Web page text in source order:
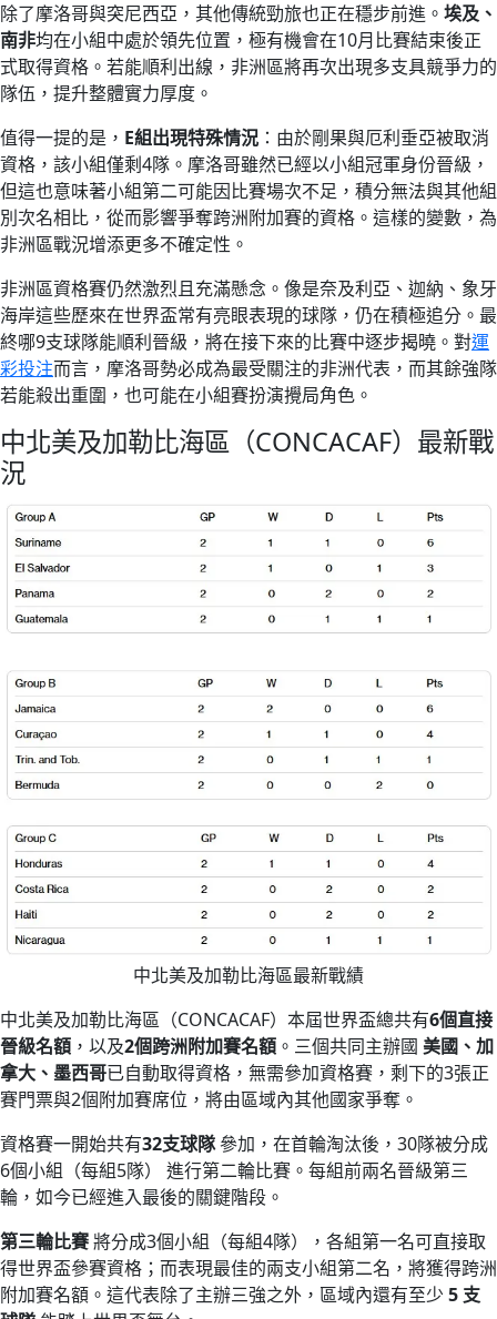
除了摩洛哥與突尼西亞，其他傳統勁旅也正在穩步前進。 埃及、
南非均在小組中處於領先位置，極有機會在10月比賽結束後正
式取得資格。若能順利出線，非洲區將再次出現多支具競爭力的
隊伍，提升整體實力厚度。
值得一提的是， E組出現特殊情況 ：由於剛果與厄利垂亞被取消
資格，該小組僅剩4隊。摩洛哥雖然已經以小組冠軍身份晉級，
但這也意味著小組第二可能因比賽場次不足，積分無法與其他組
別次名相比，從而影響爭奪跨洲附加賽的資格。這樣的變數，為
非洲區戰況增添更多不確定性。
非洲區資格賽仍然激烈且充滿懸念。像是奈及利亞、迦納、象牙
海岸這些歷來在世界盃常有亮眼表現的球隊，仍在積極追分。最
終哪9支球隊能順利晉級，將在接下來的比賽中逐步揭曉。對運
彩投注而言，摩洛哥勢必成為最受關注的非洲代表，而其餘強隊
若能殺出重圍，也可能在小組賽扮演攪局角色。
中北美及加勒比海區（CONCACAF）最新戰
況
中北美及加勒比海區最新戰績
中北美及加勒比海區（CONCACAF）本屆世界盃總共有6個直接
晉級名額 ，以及2個跨洲附加賽名額 。三個共同主辦國 美國、加
拿大、墨西哥已自動取得資格，無需參加資格賽，剩下的3張正
賽門票與2個附加賽席位，將由區域內其他國家爭奪。
資格賽一開始共有32支球隊參加，在首輪淘汰後，30隊被分成
6個小組（每組5隊） 進行第二輪比賽。每組前兩名晉級第三
輪，如今已經進入最後的關鍵階段。
第三輪比賽將分成3個小組（每組4隊），各組第一名可直接取
得世界盃參賽資格；而表現最佳的兩支小組第二名，將獲得跨洲
附加賽名額。這代表除了主辦三強之外，區域內還有至少 5 支